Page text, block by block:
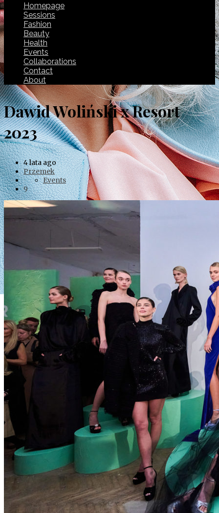
Homepage
Sessions
Fashion
Beauty
Health
Events
Collaborations
Contact
About
Dawid Woliński x Resort
2023
4 lata ago
Przemek
Events
9